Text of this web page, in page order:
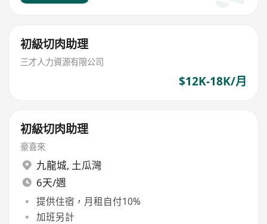
初級切肉助理
三才人力資源有限公司
$12K-18K/月
初級切肉助理
豪喜來
九龍城, 土瓜灣
6天/週
提供住宿，月租自付10%
加班另計